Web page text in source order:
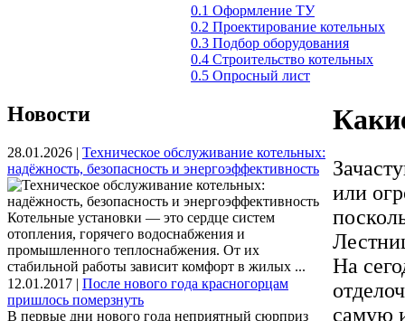
0.1 Оформление ТУ
0.2 Проектирование котельных
0.3 Подбор оборудования
0.4 Строительство котельных
0.5 Опросный лист
Новости
28.01.2026 | Техническое обслуживание котельных:
надёжность, безопасность и энергоэффективность
Котельные установки — это сердце систем
отопления, горячего водоснабжения и
промышленного теплоснабжения. От их
стабильной работы зависит комфорт в жилых ...
12.01.2017 | После нового года красногорцам
пришлось померзнуть
В первые дни нового года неприятный сюрприз
или
На
самую